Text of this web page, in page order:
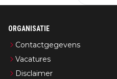
ORGANISATIE
Contactgegevens
Vacatures
Disclaimer